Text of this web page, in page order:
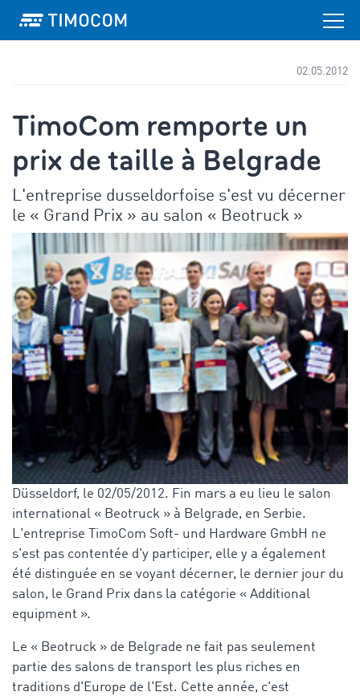
02.05.2012
TimoCom remporte un
prix de taille à Belgrade
L'entreprise dusseldorfoise s'est vu décerner
le « Grand Prix » au salon « Beotruck »
Düsseldorf, le 02/05/2012. Fin mars a eu lieu le salon
international « Beotruck » à Belgrade, en Serbie.
L'entreprise TimoCom Soft- und Hardware GmbH ne
s'est pas contentée d'y participer, elle y a également
été distinguée en se voyant décerner, le dernier jour du
salon, le Grand Prix dans la catégorie « Additional
equipment ».
Le « Beotruck » de Belgrade ne fait pas seulement
partie des salons de transport les plus riches en
traditions d'Europe de l'Est. Cette année, c'est